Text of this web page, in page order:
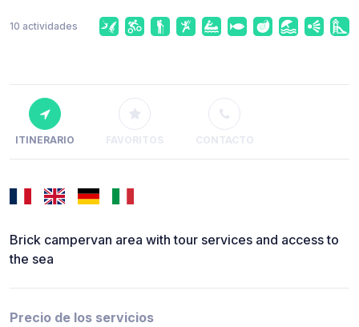
10 actividades
ITINERARIO FAVORITOS CONTACTO
Brick campervan area with tour services and access to
the sea
Precio de los servicios